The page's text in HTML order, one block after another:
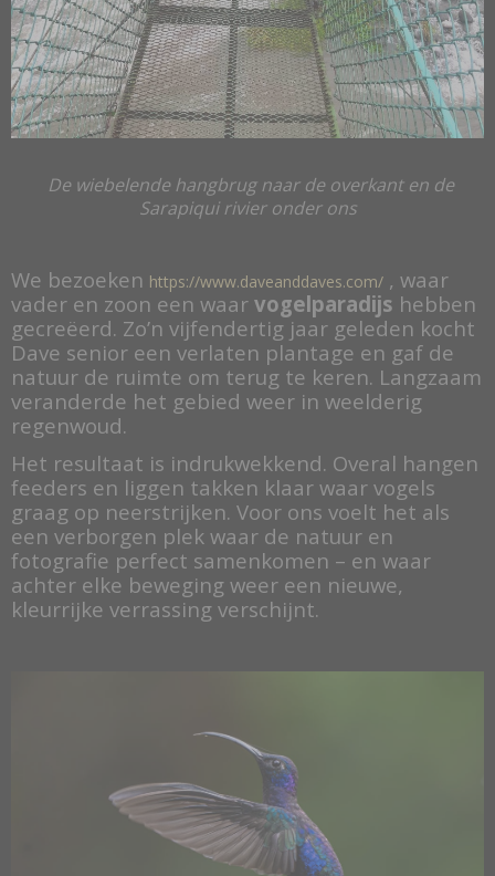
De wiebelende hangbrug naar de overkant en de
Sarapiqui rivier onder ons
We bezoeken https://www.daveanddaves.com/ , waar
vader en zoon een waar vogelparadijs hebben
gecreëerd. Zo’n vijfendertig jaar geleden kocht
Dave senior een verlaten plantage en gaf de
natuur de ruimte om terug te keren. Langzaam
veranderde het gebied weer in weelderig
regenwoud.
Het resultaat is indrukwekkend. Overal hangen
feeders en liggen takken klaar waar vogels
graag op neerstrijken. Voor ons voelt het als
een verborgen plek waar de natuur en
fotografie perfect samenkomen – en waar
achter elke beweging weer een nieuwe,
kleurrijke verrassing verschijnt.